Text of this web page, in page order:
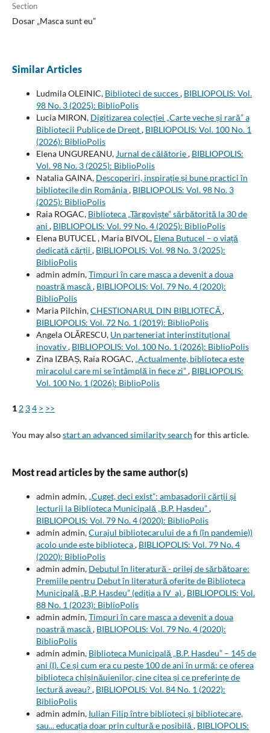
Section
Dosar „Masca sunt eu”
Similar Articles
Ludmila OLEINIC, Biblioteci de succes, BIBLIOPOLIS: Vol.
98 No. 3 (2025): BiblioPolis
Lucia MIRON, Digitizarea colecției „Carte veche și rară” a
Bibliotecii Publice de Drept, BIBLIOPOLIS: Vol. 100 No. 1
(2026): BiblioPolis
Elena UNGUREANU, Jurnal de călătorie, BIBLIOPOLIS:
Vol. 98 No. 3 (2025): BiblioPolis
Natalia GAINA, Descoperiri, inspirație și bune practici în
bibliotecile din România, BIBLIOPOLIS: Vol. 98 No. 3
(2025): BiblioPolis
Raia ROGAC, Biblioteca „Târgoviște” sărbătorită la 30 de
ani , BIBLIOPOLIS: Vol. 99 No. 4 (2025): BiblioPolis
Elena BUTUCEL , Maria BIVOL, Elena Butucel – o viață
dedicată cărții , BIBLIOPOLIS: Vol. 98 No. 3 (2025):
BiblioPolis
admin admin,Timpuri în care masca a devenit a doua
noastră mască , BIBLIOPOLIS: Vol. 79 No. 4 (2020):
BiblioPolis
Maria Pilchin,CHESTIONARUL DIN BIBLIOTECĂ,
BIBLIOPOLIS: Vol. 72 No. 1 (2019): BiblioPolis
Angela OLĂRESCU, Un parteneriat interinstituțional
inovativ, BIBLIOPOLIS: Vol. 100 No. 1 (2026): BiblioPolis
Zina IZBAȘ, Raia ROGAC, „Actualmente, biblioteca este
miracolul care mi se întâmplă in fiece zi”, BIBLIOPOLIS:
Vol. 100 No. 1 (2026): BiblioPolis
1 2 34 > >>
You may alsostart an advanced similarity search for this article.
Most read articles by the same author(s)
admin admin, „Cuget, deci exist”: ambasadorii cărții și
lecturii la Biblioteca Municipală „B.P. Hasdeu”,
BIBLIOPOLIS: Vol. 79 No. 4 (2020): BiblioPolis
admin admin,Curajul bibliotecarului de a fi (în pandemie))
acolo unde este biblioteca, BIBLIOPOLIS: Vol. 79 No. 4
(2020): BiblioPolis
admin admin, Debutul în literatură - prilej de sărbătoare:
Premiile pentru Debut în literatură oferite de Biblioteca
Municipală „B.P. Hasdeu” (ediția a IV_a), BIBLIOPOLIS: Vol.
88 No. 1 (2023): BiblioPolis
admin admin,Timpuri în care masca a devenit a doua
noastră mască , BIBLIOPOLIS: Vol. 79 No. 4 (2020):
BiblioPolis
admin admin, Biblioteca Municipală „B.P. Hasdeu” – 145 de
ani (I). Ce și cum era cu peste 100 de ani în urmă: ce oferea
biblioteca chișinăuienilor, cine citea și ce preferințe de
lectură aveau?, BIBLIOPOLIS: Vol. 84 No. 1 (2022):
BiblioPolis
admin admin, Iulian Filip între biblioteci și bibliotecare,
sau... educația doar prin cultură e posibilă , BIBLIOPOLIS: